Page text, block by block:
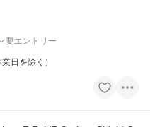
要エントリー
日を除く）